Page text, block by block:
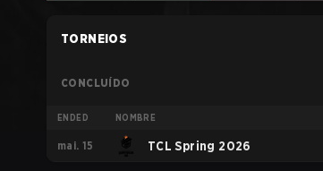
TORNEIOS
CONCLUÍDO
ENDED NOMBRE
mai. 15 TCL Spring 2026